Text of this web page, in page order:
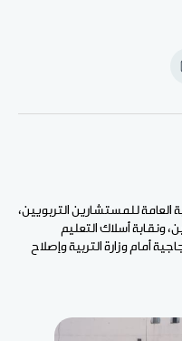
للمستشارين التربويين،
ونقابة أسلاك التعليم
أمام وزارة التربية وإصلاح